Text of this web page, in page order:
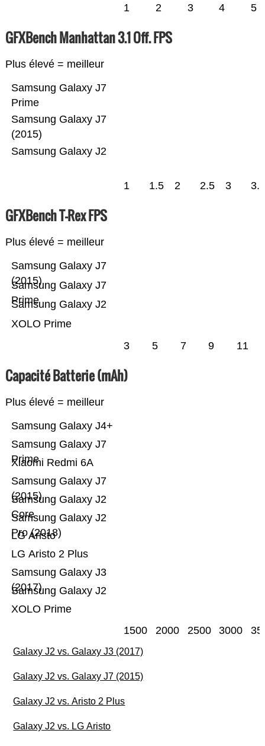
1 2 3 4 5
GFXBench Manhattan 3.1 Off. FPS
Plus élevé = meilleur
Samsung Galaxy J2
Samsung Galaxy J7
(2015)
Samsung Galaxy J7
Prime
1 1.5 2 2.5 3 3.5
GFXBench T-Rex FPS
Plus élevé = meilleur
XOLO Prime
Samsung Galaxy J2
Samsung Galaxy J7
Prime
Samsung Galaxy J7
(2015)
3 5 7 9 11
Capacité Batterie (mAh)
Plus élevé = meilleur
XOLO Prime
Samsung Galaxy J2
Samsung Galaxy J3
(2017)
LG Aristo 2 Plus
LG Aristo
Samsung Galaxy J2
Pro (2018)
Samsung Galaxy J2
Core
Samsung Galaxy J7
(2015)
Xiaomi Redmi 6A
Samsung Galaxy J7
Prime
Samsung Galaxy J4+
1500 2000 2500 3000
Galaxy J2 vs. Galaxy J3 (2017)
Galaxy J2 vs. Galaxy J7 (2015)
Galaxy J2 vs. Aristo 2 Plus
Galaxy J2 vs. LG Aristo